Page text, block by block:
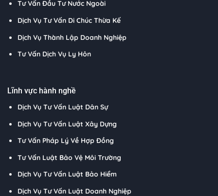
Tư Vấn Đầu Tư Nước Ngoài
Dịch Vụ Tư Vấn Di Chúc Thừa Kế
Dịch Vụ Thành Lập Doanh Nghiệp
Tư Vấn Dịch Vụ Ly Hôn
Lĩnh vực hành nghề
Dịch Vụ Tư Vấn Luật Dân Sự
Dịch Vụ Tư Vấn Luật Xây Dựng
Tư Vấn Pháp Lý Về Hợp Đồng
Tư Vấn Luật Bảo Vệ Môi Trường
Dịch Vụ Tư Vấn Luật Bảo Hiểm
Dịch Vụ Tư Vấn Luật Doanh Nghiệp